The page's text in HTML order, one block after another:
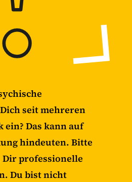
seit mehreren
ein? Das kann auf
hindeuten. Bitte
Dir professionelle
Du bist nicht